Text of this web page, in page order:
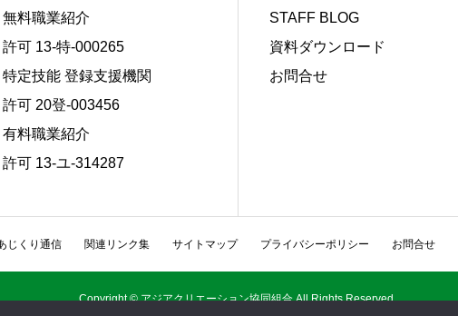
無料職業紹介
許可 13-特-000265
特定技能 登録支援機関
許可 20登-003456
有料職業紹介
許可 13-ユ-314287
STAFF BLOG
資料ダウンロード
お問合せ
じくり通信 関連リンク集 サイトマップ プライバシーポリシー お問合せ
Copyright © アジアクリエーション協同組合 All Rights Reserved.